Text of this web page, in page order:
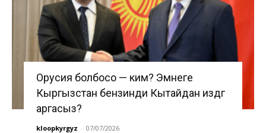
Орусия болбосо — ким? Эмнеге
Кыргызстан бензинди Кытайдан издөөгө
аргасыз?
kloopkyrgyz - 07/07/2026